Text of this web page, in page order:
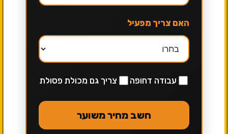
האם צריך מפעיל
עבודה דחופה צריך גם מכולת פסולת
חשב מחיר משוער